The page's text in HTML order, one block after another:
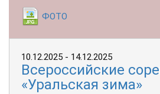
ФОТО
10.12.2025 - 14.12.2025
Всероссийские
«Уральская зима»